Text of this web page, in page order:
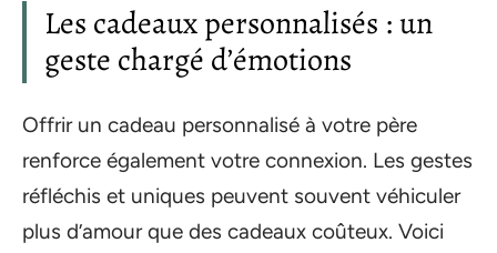
Les cadeaux personnalisés : un
geste chargé d’émotions
Offrir un cadeau personnalisé à votre père
renforce également votre connexion. Les gestes
réfléchis et uniques peuvent souvent véhiculer
plus d’amour que des cadeaux coûteux. Voici